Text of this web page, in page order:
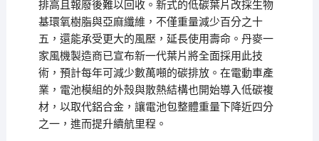
排高且報廢後難以回收。新式的低碳葉片改採生物
基環氧樹脂與亞麻纖維，不僅重量減少百分之十
五，還能承受更大的風壓，延長使用壽命。丹麥一
家風機製造商已宣布新一代葉片將全面採用此技
術，預計每年可減少數萬噸的碳排放。在電動車產
業，電池模組的外殼與散熱結構也開始導入低碳複
材，以取代鋁合金，讓電池包整體重量下降近四分
之一，進而提升續航里程。